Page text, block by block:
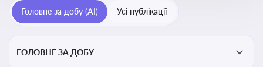
Головне за добу (AI) Усі публікації
ГОЛОВНЕ ЗА ДОБУ